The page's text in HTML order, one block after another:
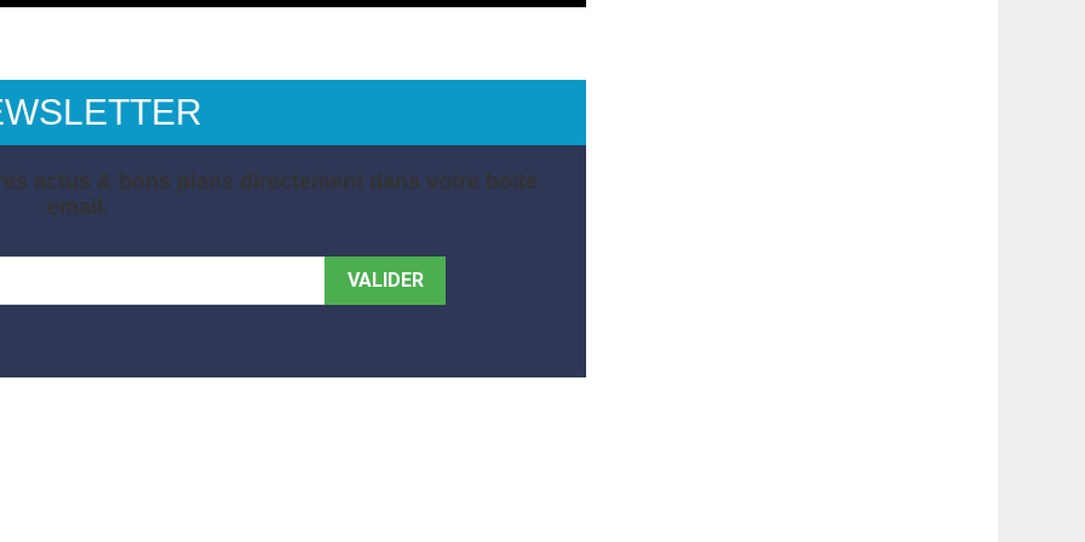
actus & bons plans directement dans votre boite
email.